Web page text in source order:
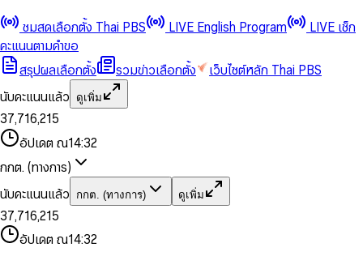
ชมสดเลือกตั้ง Thai PBS LIVE English Program
LIVE เช็ก
คะแนนตามคำขอ
สรุปผลเลือกตั้ง
รวมข่าวเลือกตั้ง
เว็บไซต์หลัก Thai PBS
นับคะแนนแล้ว
ดูเพิ่ม
0
1
2
3
4
5
6
8
9
0
1
2
3
4
5
6
7
8
9
,
0
1
2
4
6
7
8
9
0
1
2
3
4
5
6
7
8
9
0
1
3
5
6
7
8
9
,
1
2
4
5
7
8
9
0
1
3
4
6
7
8
9
0
2
3
4
5
7
8
อัปเดต ณ14:32
กกต. (ทางการ)
นับคะแนนแล้ว
กกต. (ทางการ) ดูเพิ่ม
0
1
2
3
4
5
0
1
2
4
5
6
7
8
9
,
0
1
2
4
6
7
8
9
0
1
2
3
0
1
3
5
6
7
8
,
1
2
4
0
1
3
0
2
3
4
5
7
อัปเดต ณ14:32